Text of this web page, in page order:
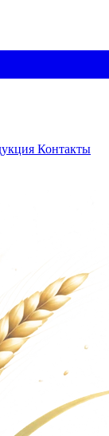
Контакты